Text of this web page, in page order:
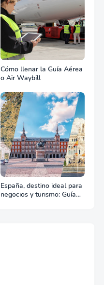
Cómo llenar la Guía Aérea
o Air Waybill
España, destino ideal para
negocios y turismo: Guía